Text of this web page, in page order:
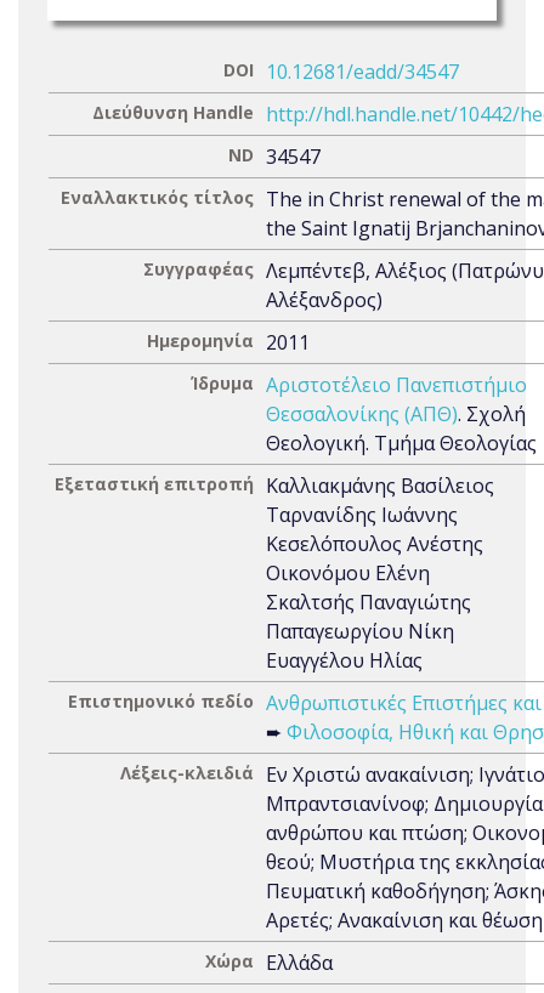
DOI 10.12681/eadd/34547
Διεύθυνση Handle http://hdl.handle.net/10442/
ND 34547
Εναλλακτικός τίτλος The in Christ renewal of the
the Saint Ignatij
Συγγραφέας Λεμπέντεβ, Αλέξιος
Αλέξανδρος)
Ημερομηνία 2011
Ίδρυμα Αριστοτέλειο Πανεπιστήμιο
Θεσσαλονίκης (ΑΠΘ). Σχολή
Θεολογική. Τμήμα Θεολογίας
Εξεταστική επιτροπή
Καλλιακμάνης Βασίλειος
Ταρνανίδης Ιωάννης
Κεσελόπουλος Ανέστης
Οικονόμου Ελένη
Σκαλτσής Παναγιώτης
Παπαγεωργίου Νίκη
Ευαγγέλου Ηλίας
Επιστημονικό πεδίο Ανθρωπιστικές Επιστήμες
➨ Φιλοσοφία, Ηθική και
Λέξεις-κλειδιά
Εν Χριστώ ανακαίνιση;
Μπραντσιανίνοφ;
ανθρώπου και πτώση;
θεού; Μυστήρια της
Πευματική καθοδήγηση;
Αρετές; Ανακαίνιση και θέωση
Χώρα Ελλάδα